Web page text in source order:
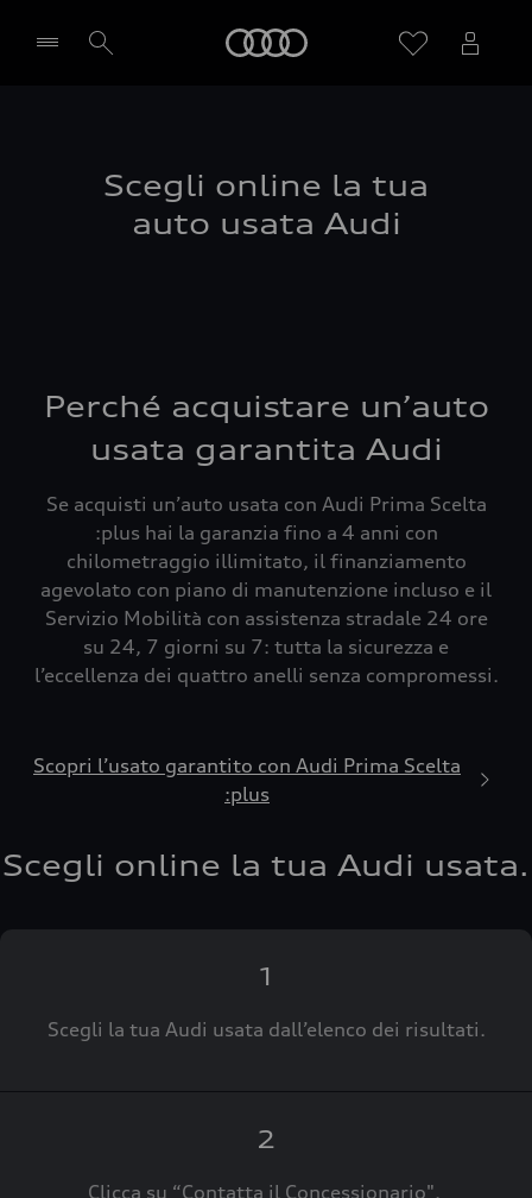
Scegli online la tua
auto usata Audi
Perché acquistare un’auto
usata garantita Audi
Se acquisti un’auto usata con Audi Prima Scelta
:plus hai la garanzia fino a 4 anni con
chilometraggio illimitato, il finanziamento
agevolato con piano di manutenzione incluso e il
Servizio Mobilità con assistenza stradale 24 ore
su 24, 7 giorni su 7: tutta la sicurezza e
l’eccellenza dei quattro anelli senza compromessi.
Scopri l’usato garantito con Audi Prima Scelta
:plus
Scegli online la tua Audi usata.
1
Scegli la tua Audi usata dall’elenco dei risultati.
2
Clicca su “Contatta il Concessionario".